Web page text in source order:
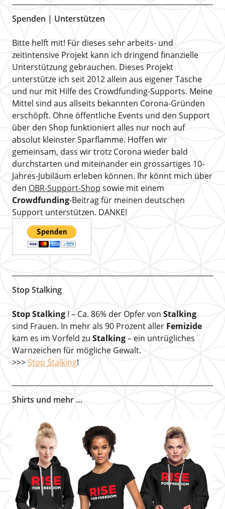
Spenden | Unterstützen
Bitte helft mit! Für dieses sehr arbeits- und
zeitintensive Projekt kann ich dringend finanzielle
Unterstützung gebrauchen. Dieses Projekt
unterstütze ich seit 2012 allein aus eigener Tasche
und nur mit Hilfe des Crowdfunding-Supports. Meine
Mittel sind aus allseits bekannten Corona-Gründen
erschöpft. Ohne öffentliche Events und den Support
über den Shop funktioniert alles nur noch auf
absolut kleinster Sparflamme. Hoffen wir
gemeinsam, dass wir trotz Corona wieder bald
durchstarten und miteinander ein grossartiges 10-
Jahres-Jubiläum erleben können. Ihr könnt mich über
den OBR-Support-Shop sowie mit einem
Crowdfunding-Beitrag für meinen deutschen
Support unterstützen. DANKE!
Stop Stalking
Stop Stalking! – Ca. 86% der Opfer von Stalking
sind Frauen. In mehr als 90 Prozent aller Femizide
kam es im Vorfeld zu Stalking– ein untrügliches
Warnzeichen für mögliche Gewalt.
>>> Stop Stalking!
Shirts und mehr …